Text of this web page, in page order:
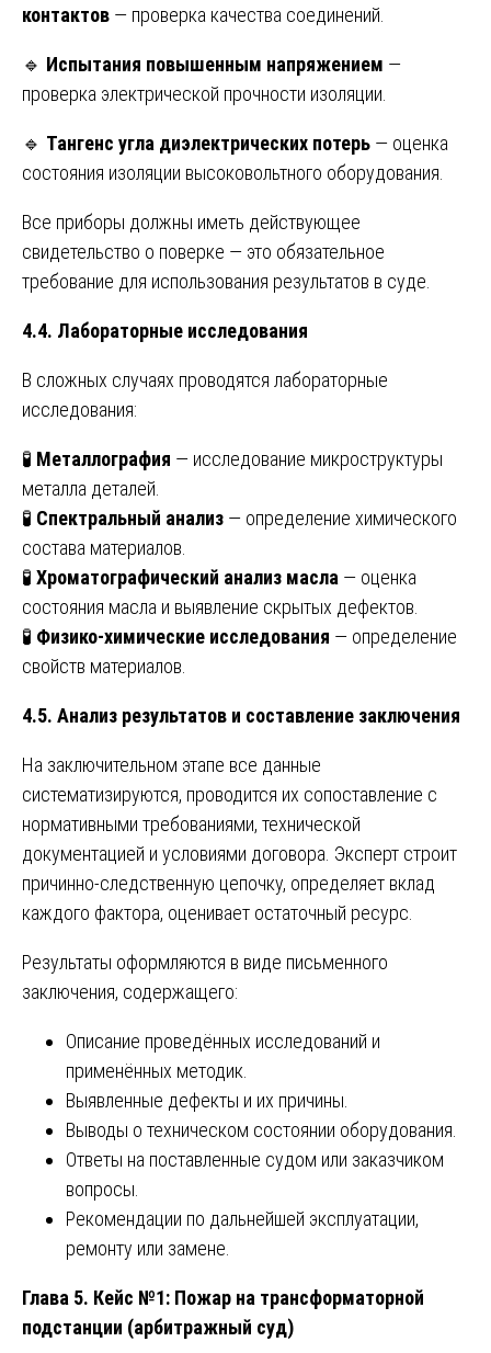
контактов — проверка качества соединений.
🔹 Испытания повышенным напряжением —
проверка электрической прочности изоляции.
🔹 Тангенс угла диэлектрических потерь — оценка
состояния изоляции высоковольтного оборудования.
Все приборы должны иметь действующее
свидетельство о поверке — это обязательное
требование для использования результатов в суде.
4.4. Лабораторные исследования
В сложных случаях проводятся лабораторные
исследования:
🧪 Металлография — исследование микроструктуры
металла деталей.
🧪 Спектральный анализ — определение химического
состава материалов.
🧪 Хроматографический анализ масла — оценка
состояния масла и выявление скрытых дефектов.
🧪 Физико-химические исследования — определение
свойств материалов.
4.5. Анализ результатов и составление заключения
На заключительном этапе все данные
систематизируются, проводится их сопоставление с
нормативными требованиями, технической
документацией и условиями договора. Эксперт строит
причинно-следственную цепочку, определяет вклад
каждого фактора, оценивает остаточный ресурс.
Результаты оформляются в виде письменного
заключения, содержащего:
Описание проведённых исследований и
применённых методик.
Выявленные дефекты и их причины.
Выводы о техническом состоянии оборудования.
Ответы на поставленные судом или заказчиком
вопросы.
Рекомендации по дальнейшей эксплуатации,
ремонту или замене.
Глава 5. Кейс №1: Пожар на трансформаторной
подстанции (арбитражный суд)